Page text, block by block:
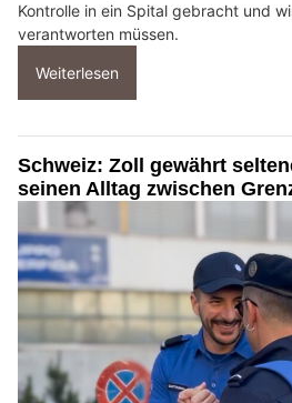
Kontrolle in ein Spital gebracht und
verantworten müssen.
Weiterlesen
Schweiz: Zoll gewährt
seinen Alltag zwischen